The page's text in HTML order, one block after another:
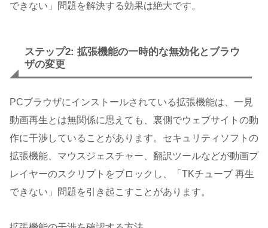
できない」問題を解決する効果は絶大です。
ステップ2: 拡張機能の一時的な無効化とブラウ
ザの変更
PCブラウザにインストールされている拡張機能は、一見
動画再生とは無関係に思えても、裏側でウェブサイトの動
作に干渉していることがあります。セキュリティソフトの
拡張機能、マウスジェスチャー、翻訳ツールなどが動画プ
レイヤーのスクリプトをブロックし、「TKチューブ 再生
できない」問題を引き起こすことがあります。